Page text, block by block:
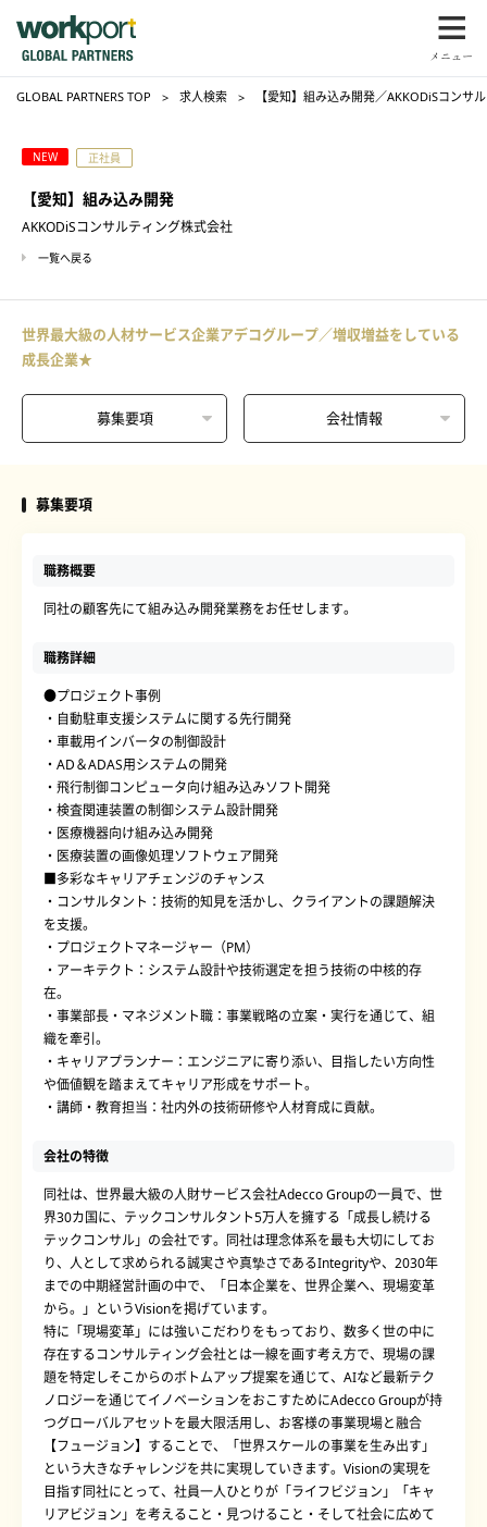
GLOBAL PARTNERS TOP 求人検索 【愛知】組み込み開発／AKKODiSコンサ
NEW 正社員
【愛知】組み込み開発
AKKODiSコンサルティング株式会社
一覧へ戻る
世界最大級の人材サービス企業アデコグループ／増収増益をしている
成長企業★
募集要項 会社情報
募集要項
職務概要
同社の顧客先にて組み込み開発業務をお任せします。
職務詳細
●プロジェクト事例
・自動駐車支援システムに関する先行開発
・車載用インバータの制御設計
・AD＆ADAS用システムの開発
・飛行制御コンピュータ向け組み込みソフト開発
・検査関連装置の制御システム設計開発
・医療機器向け組み込み開発
・医療装置の画像処理ソフトウェア開発
■多彩なキャリアチェンジのチャンス
・コンサルタント：技術的知見を活かし、クライアントの課題解決
を支援。
・プロジェクトマネージャー（PM）
・アーキテクト：システム設計や技術選定を担う技術の中核的存
在。
・事業部長・マネジメント職：事業戦略の立案・実行を通じて、組
織を牽引。
・キャリアプランナー：エンジニアに寄り添い、目指したい方向性
や価値観を踏まえてキャリア形成をサポート。
・講師・教育担当：社内外の技術研修や人材育成に貢献。
会社の特徴
同社は、世界最大級の人財サービス会社Adecco Groupの一員で、世
界30カ国に、テックコンサルタント5万人を擁する「成長し続ける
テックコンサル」の会社です。同社は理念体系を最も大切にしてお
り、人として求められる誠実さや真摯さであるIntegrityや、2030年
までの中期経営計画の中で、「日本企業を、世界企業へ、現場変革
から。」というVisionを掲げています。
特に「現場変革」には強いこだわりをもっており、数多く世の中に
存在するコンサルティング会社とは一線を画す考え方で、現場の課
題を特定しそこからのボトムアップ提案を通じて、AIなど最新テク
ノロジーを通じてイノベーションをおこすためにAdecco Groupが持
つグローバルアセットを最大限活用し、お客様の事業現場と融合
【フュージョン】することで、「世界スケールの事業を生み出す」
という大きなチャレンジを共に実現していきます。Visionの実現を
目指す同社にとって、社員一人ひとりが「ライフビジョン」「キャ
リアビジョン」を考えること・見つけること・そして社会に広めて